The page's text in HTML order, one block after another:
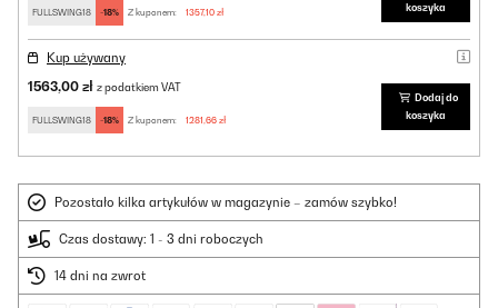
FULLSWING18 -18% Z kuponem: 1357,10 zł
koszyka
Kup używany
1563,00 zł z podatkiem VAT
FULLSWING18 -18% Z kuponem: 1281,66 zł
Dodaj do
koszyka
Pozostało kilka artykułów w magazynie – zamów szybko!
Czas dostawy: 1 - 3 dni roboczych
14 dni na zwrot